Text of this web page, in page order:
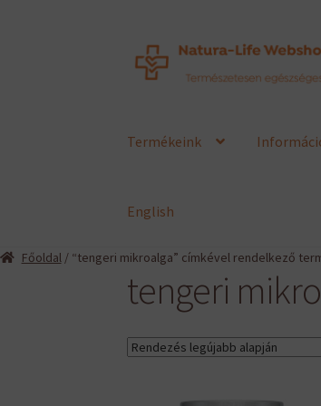
Ugrás
Kilépés
Termékeink
English
Főoldal/ “tengeri mikroalga” címkével rendelkező
tengeri